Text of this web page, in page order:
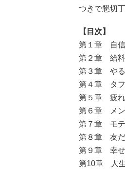
つきで懇切
【目次】
第１章 自
第２章 給料
第３章 や
第４章 タフ
第５章 疲れ
第６章 メン
第７章 モ
第８章 友だ
第９章 幸せ
第10章 人